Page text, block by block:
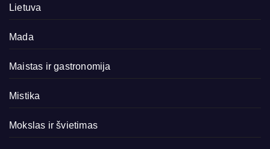
Lietuva
Mada
Maistas ir gastronomija
Mistika
Mokslas ir švietimas